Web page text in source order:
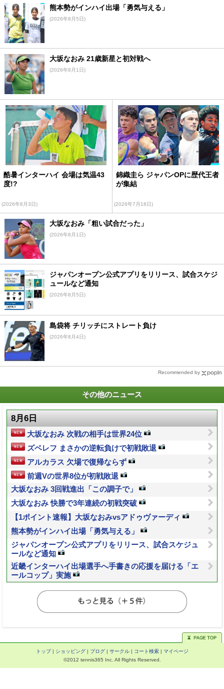
熊本勢がインハイ出場「勇気与える」
(2026年8月5日)
大坂なおみ 21歳新星と初対戦へ
(2026年8月1日)
酷暑インターハイ 会場は気温43
度!?
(2026年8月3日)
錦織圭ら ジャパンOPに歴代王者
が集結
(2026年7月18日)
大坂なおみ「粗い試合だった」
(2026年8月1日)
ジャパンオープン公式アプリをリリース、試合スケジ
ュールなど通知
(2026年8月5日)
島袋将 チリッチにストレート負け
(2026年8月4日)
Recommended by
その他のニュース
8月6日
大坂なおみ 次戦の相手は世界24位
ズベレフ まさかの逆転負けで初戦敗退
アルカラス 欠場で復帰ならず
前週Vの世界8位が初戦敗退
大坂なおみ 3回戦進出「この調子で」
大坂なおみ 快勝で3年連続の初戦突破
【1ポイント速報】大坂なおみvsアドゥヴァーディ
熊本勢がインハイ出場「勇気与える」
ジャパンオープン公式アプリをリリース、試合スケジュ
ールなど通知
近畿インターハイ出場選手へ手書きの応援を届ける「エ
ールコップ」実施
トップ| ショッピング| ブログ| サークル| コート検索| マイページ
©2012 tennis365 Inc. All Rights Reserved.